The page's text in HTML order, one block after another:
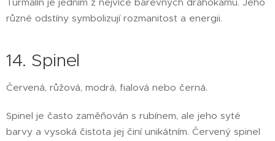
Turmalín je jedním z nejvíce barevných drahokamů. Jeho
různé odstíny symbolizují rozmanitost a energii.
14. Spinel
Červená, růžová, modrá, fialová nebo černá.
Spinel je často zaměňován s rubínem, ale jeho syté
barvy a vysoká čistota jej činí unikátním. Červený spinel